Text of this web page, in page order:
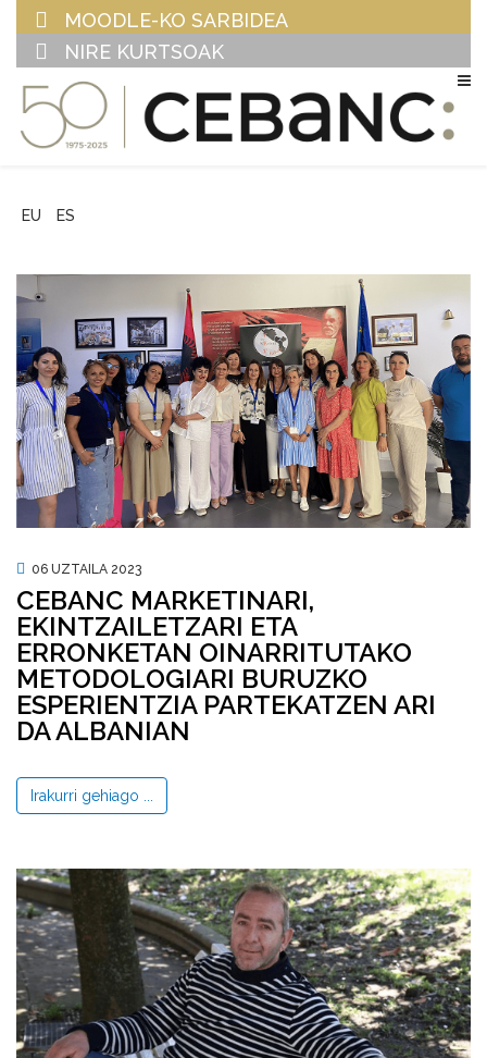
MOODLE-KO SARBIDEA
NIRE KURTSOAK
EU ES
06 UZTAILA 2023
CEBANC MARKETINARI,
EKINTZAILETZARI ETA
ERRONKETAN OINARRITUTAKO
METODOLOGIARI BURUZKO
ESPERIENTZIA PARTEKATZEN ARI
DA ALBANIAN
Irakurri gehiago ...